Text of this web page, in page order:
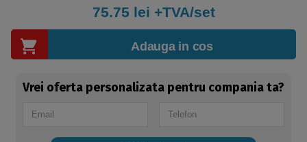
75.75 lei +TVA/set
Adauga in cos
Vrei oferta personalizata pentru compania ta?